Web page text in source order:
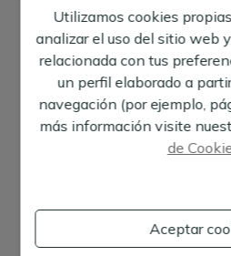
Santa Eulalia.
La zona es conocida por su
además de por su destacado
Roca Llisa también se
la que se pueden encontrar
Ibiza en todas sus
Mostrar más
Location:Santa
+
Utilizamos cookies
analizar el uso del sitio web
relacionada con tus
un perfil elaborado a
navegación (por ejemplo,
más información visite
de
Aceptar